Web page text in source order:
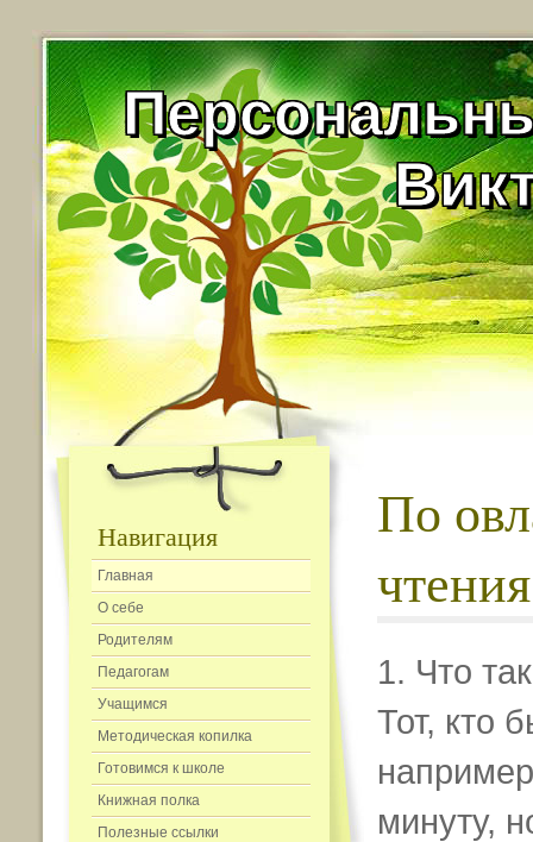
Навигация
Главная
О себе
Родителям
Педагогам
Учащимся
Методическая копилка
Готовимся к школе
Книжная полка
Полезные ссылки
По
чтения
1. Что
Тот, кто
минуту,